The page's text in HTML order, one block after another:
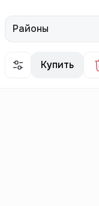
Районы
Купить